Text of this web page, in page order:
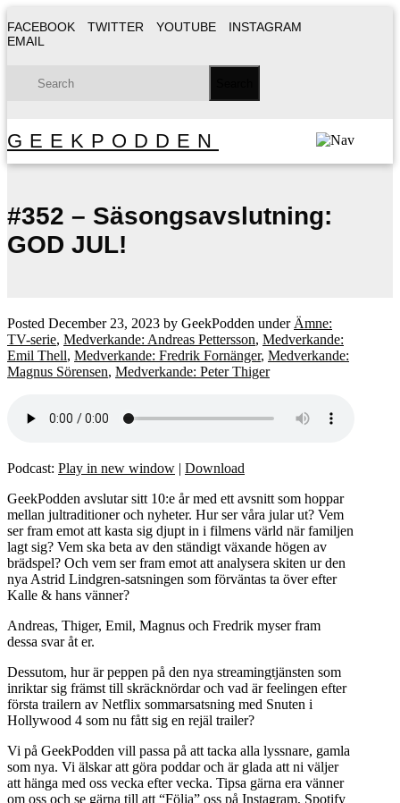
FACEBOOK TWITTER YOUTUBE
INSTAGRAM
EMAIL
GEEKPODDEN
#352 – Säsongsavslutning:
GOD JUL!
Posted December 23, 2023 by GeekPodden under Ämne:
TV-serie, Medverkande: Andreas Pettersson, Medverkande:
Emil Thell, Medverkande: Fredrik Fornänger, Medverkande:
Magnus Sörensen, Medverkande: Peter Thiger
Podcast: Play in new window | Download
GeekPodden avslutar sitt 10:e år med ett avsnitt som hoppar
mellan jultraditioner och nyheter. Hur ser våra jular ut? Vem
ser fram emot att kasta sig djupt in i filmens värld när familjen
lagt sig? Vem ska beta av den ständigt växande högen av
brädspel? Och vem ser fram emot att analysera skiten ur den
nya Astrid Lindgren-satsningen som förväntas ta över efter
Kalle & hans vänner?
Andreas, Thiger, Emil, Magnus och Fredrik myser fram
dessa svar åt er.
Dessutom, hur är peppen på den nya streamingtjänsten som
inriktar sig främst till skräcknördar och vad är feelingen efter
första trailern av Netflix sommarsatsning med Snuten i
Hollywood 4 som nu fått sig en rejäl trailer?
Vi på GeekPodden vill passa på att tacka alla lyssnare, gamla
som nya. Vi älskar att göra poddar och är glada att ni väljer
att hänga med oss vecka efter vecka. Tipsa gärna era vänner
om oss och se gärna till att “Följa” oss på Instagram, Spotify